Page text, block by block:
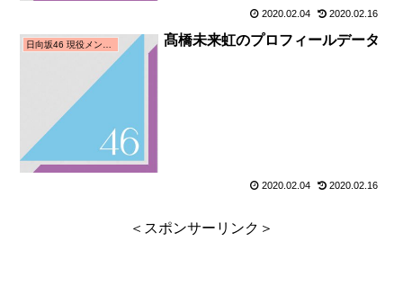
2020.02.04 2020.02.16
髙橋未来虹のプロフィールデータ
2020.02.04 2020.02.16
＜スポンサーリンク＞